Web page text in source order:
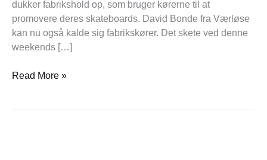
dukker fabrikshold op, som bruger kørerne til at
promovere deres skateboards. David Bonde fra Værløse
kan nu også kalde sig fabrikskører. Det skete ved denne
weekends […]
Read More »